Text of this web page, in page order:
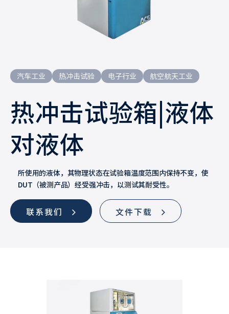
汽车工业 热冲击试验 电子行业 航空航天工业
热冲击试验箱|液体
对液体
所使用的液体，其物理状态在试验箱温度范围内保持不变，使
DUT（被测产品）经受强冲击，以测试其耐受性。
联系我们 文件下载